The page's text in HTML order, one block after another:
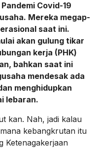
Covid-19
Mereka megap-
saat ini.
akan gulung tikar
kerja (PHK)
bahkan saat ini
mendesak ada
menghidupkan
lebaran.
kan. Nah, jadi kalau
kebangkrutan itu
Ketenagakerjaan